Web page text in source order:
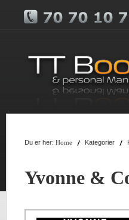
Du er her: Home Kategorier
Yvonne &